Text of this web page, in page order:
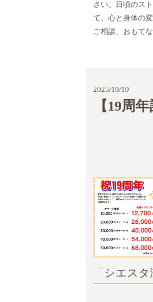
さい。日頃のス
て、心と身体の
ご相談、おもて
2025/10/10
【19周
「シエス